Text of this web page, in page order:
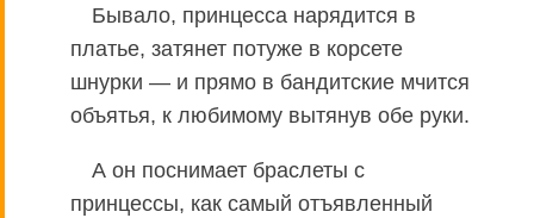
Бывало, принцесса нарядится в
платье, затянет потуже в корсете
шнурки — и прямо в бандитские мчится
объятья, к любимому вытянув обе руки.
А он поснимает браслеты с
принцессы, как самый отъявленный